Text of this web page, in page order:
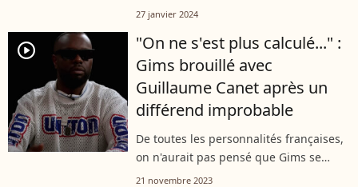
Invités à chanter avec Gims pendant
janvier, Pierre et Héléna ont partagé...
27 janvier 2024
player2
"On ne s'est plus calculé..." :
Gims brouillé avec
Guillaume Canet après un
différend improbable
De toutes les personnalités françaises,
on n'aurait pas pensé que Gims se
serait brouillé avec Guillaume Canet. Et
21 novembre 2023